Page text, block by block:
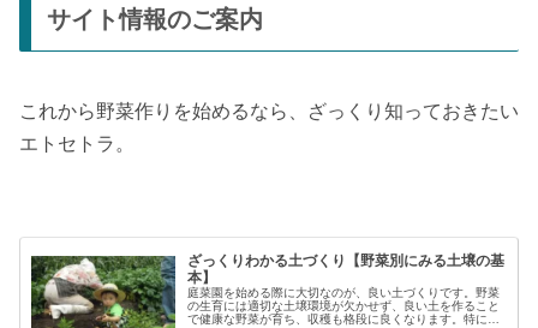
サイト情報のご案内
これから野菜作りを始めるなら、ざっくり知っておきたい
エトセトラ。
ざっくりわかる土づくり【野菜別にみる土壌の基
本】
庭菜園を始める際に大切なのが、良い土づくりです。野菜
の生育には適切な土壌環境が欠かせず、良い土を作ること
で健康な野菜が育ち、収穫も格段に良くなります。特に初